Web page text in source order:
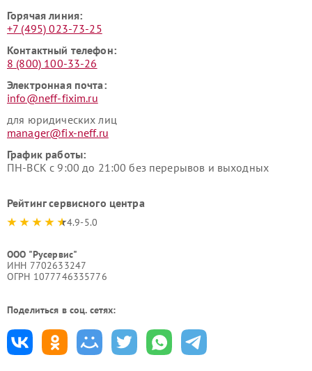
Горячая линия:
+7 (495) 023-73-25
Контактный телефон:
8 (800) 100-33-26
Электронная почта:
info@neff-fixim.ru
для юридических лиц
manager@fix-neff.ru
График работы:
ПН-ВСК с 9:00 до 21:00 без перерывов и выходных
Рейтинг сервисного центра
4.9-5.0
ООО "Русервис"
ИНН 7702633247
ОГРН 1077746335776
Поделиться в соц. сетях: